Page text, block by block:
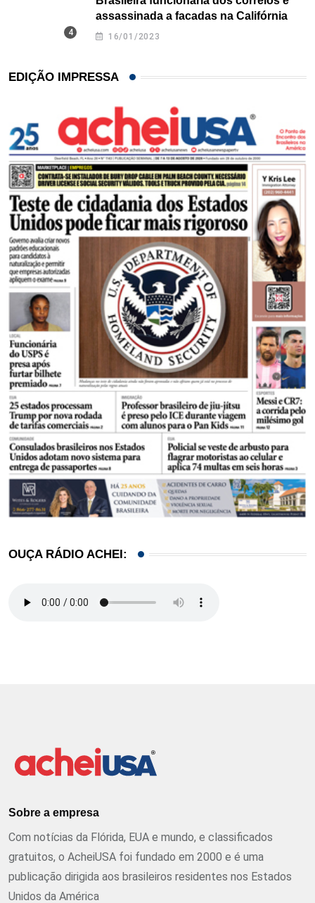
assassinada a facadas na Califórnia
16/01/2023
EDIÇÃO IMPRESSA
OUÇA RÁDIO ACHEI:
Sobre a empresa
Com notícias da Flórida, EUA e mundo, e classificados
gratuitos, o AcheiUSA foi fundado em 2000 e é uma
publicação dirigida aos brasileiros residentes nos Estados
Unidos da América